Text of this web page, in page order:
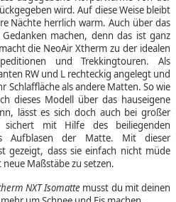
wird. Auf diese Weise bleibt
Nächte herrlich warm. Auch über das
machen, denn das ist ganz
die NeoAir Xtherm zu der idealen
und Trekkingtouren. Als
RW und L rechteckig angelegt und
Schlaffläche als andere Matten. So wie
dieses Modell über das hauseigene
lässt es sich doch auch bei großer
mit Hilfe des beiliegenden
Aufblasen der Matte. Mit dieser
gezeigt, dass sie einfach nicht müde
Maßstäbe zu setzen.
NXT Isomatte musst du mit deinen